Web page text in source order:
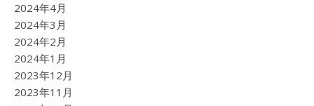
2024年4月
2024年3月
2024年2月
2024年1月
2023年12月
2023年11月